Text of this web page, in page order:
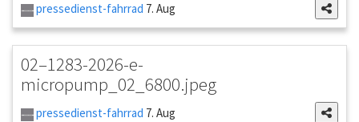
pressedienst-fahrrad 7. Aug
02–1283-2026-e-
micropump_02_6800.jpeg
pressedienst-fahrrad 7. Aug